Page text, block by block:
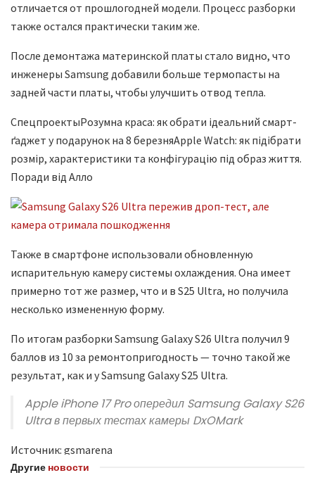
отличается от прошлогодней модели. Процесс разборки
также остался практически таким же.
После демонтажа материнской платы стало видно, что
инженеры Samsung добавили больше термопасты на
задней части платы, чтобы улучшить отвод тепла.
СпецпроектыРозумна краса: як обрати ідеальний смарт-
ґаджет у подарунок на 8 березняApple Watch: як підібрати
розмір, характеристики та конфігурацію під образ життя.
Поради від Алло
Также в смартфоне использовали обновленную
испарительную камеру системы охлаждения. Она имеет
примерно тот же размер, что и в S25 Ultra, но получила
несколько измененную форму.
По итогам разборки Samsung Galaxy S26 Ultra получил 9
баллов из 10 за ремонтопригодность — точно такой же
результат, как и у Samsung Galaxy S25 Ultra.
Apple iPhone 17 Pro опередил Samsung Galaxy S26
Ultra в первых тестах камеры DxOMark
Источник: gsmarena
Другие новости